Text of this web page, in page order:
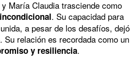
María Claudia trasciende como
. Su capacidad para
a pesar de los desafíos, dejó
Su relación es recordada como un
y resiliencia.